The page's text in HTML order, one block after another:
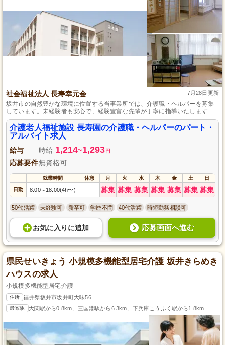
社会福祉法人 長寿幸元会 7月28日更新
坂井市の自然豊かな環境に位置する当事業所では、介護職・ヘルパーを募集
しています。未経験者も安心で、経験豊富な先輩が丁寧に指導いたしますの
で、介護の仕事に興味がある方は気軽にご応募ください。勤務日数は相談に
応じますので、ライフスタイルに合わせて働ける環境です。
介護老人福祉施設 長寿園の介護職・ヘルパーのパート・
アルバイト求人
給与 時給 1,214~1,293 円
応募要件無資格可
就業時間 休憩 月 火 水 木 金 土 日
日勤 8:00～ 18:00(4h〜) - 募集 募集 募集 募集 募集 募集 募集
50代活躍 未経験可 新卒可 学歴不問 40代活躍 時短勤務相談可
お気に入り に追加 応募画面へ進む
県民せいきょう 小規模多機能型居宅介護 坂井きらめき
ハウスの求人
小規模多機能型居宅介護
住所 福井県坂井市坂井町大味56
最寄駅 大関駅から0.8km、三国港駅から6.3km、下兵庫こうふく駅から1.8km